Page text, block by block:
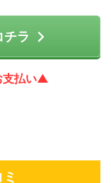
チラ
支払い▲